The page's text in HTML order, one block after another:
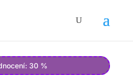
30 %